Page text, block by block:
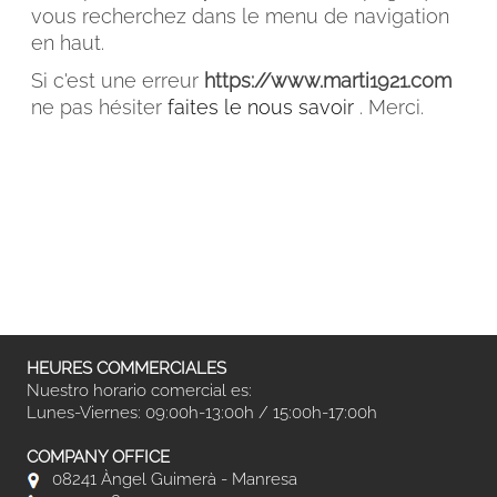
CAT ESP
vous recherchez dans le menu de navigation
en haut.
Si c'est une erreur https://www.marti1921.com
ne pas hésiter faites le nous savoir . Merci.
HEURES COMMERCIALES
Nuestro horario comercial es:
Lunes-Viernes: 09:00h-13:00h / 15:00h-17:00h
COMPANY OFFICE
08241 Àngel Guimerà - Manresa